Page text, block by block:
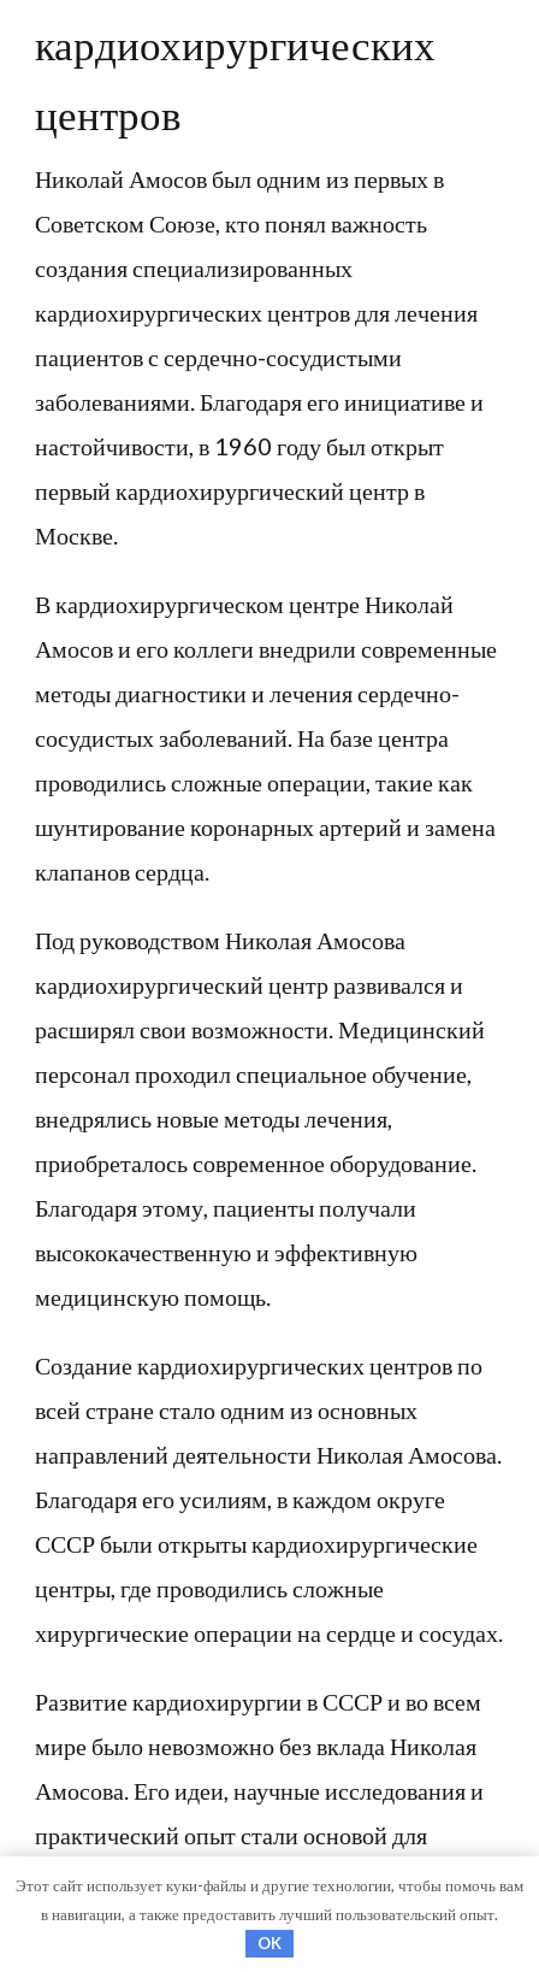
кардиохирургических
центров
Николай Амосов был одним из первых в
Советском Союзе, кто понял важность
создания специализированных
кардиохирургических центров для лечения
пациентов с сердечно-сосудистыми
заболеваниями. Благодаря его инициативе и
настойчивости, в 1960 году был открыт
первый кардиохирургический центр в
Москве.
В кардиохирургическом центре Николай
Амосов и его коллеги внедрили современные
методы диагностики и лечения сердечно-
сосудистых заболеваний. На базе центра
проводились сложные операции, такие как
шунтирование коронарных артерий и замена
клапанов сердца.
Под руководством Николая Амосова
кардиохирургический центр развивался и
расширял свои возможности. Медицинский
персонал проходил специальное обучение,
внедрялись новые методы лечения,
приобреталось современное оборудование.
Благодаря этому, пациенты получали
высококачественную и эффективную
медицинскую помощь.
Создание кардиохирургических центров по
всей стране стало одним из основных
направлений деятельности Николая Амосова.
Благодаря его усилиям, в каждом округе
СССР были открыты кардиохирургические
центры, где проводились сложные
хирургические операции на сердце и сосудах.
Развитие кардиохирургии в СССР и во всем
мире было невозможно без вклада Николая
Амосова. Его идеи, научные исследования и
практический опыт стали основой для
развития новых методов лечения сердечно-
сосудистых заболеваний. Созданные им
Этот сайт использует куки-файлы и другие технологии, чтобы помочь вам
в навигации, а также предоставить лучший пользовательский опыт.
OK